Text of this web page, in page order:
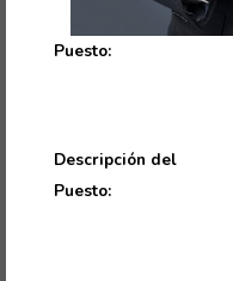
Puesto:
Descripción del
Puesto: